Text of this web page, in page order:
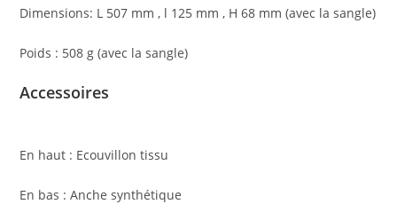
Dimensions: L 507 mm , l 125 mm , H 68 mm (avec la sangle)
Poids : 508 g (avec la sangle)
Accessoires
En haut : Ecouvillon tissu
En bas : Anche synthétique